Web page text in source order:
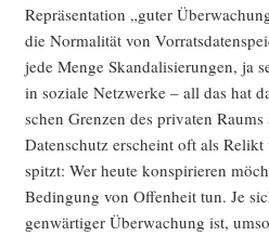
Reprä­sen­ta­ti­on „guter
die Nor­ma­li­tät von
jede Men­ge Skan­da­li­sie­run­gen, ja
in sozia­le Netz­wer­ke – all das hat
schen Gren­zen des pri­va­ten
Daten­schutz erscheint oft als
spitzt: Wer heu­te kon­spi­rie­ren
Bedin­gung von Offen­heit tun. Je
gen­wär­ti­ger Über­wa­chung ist,